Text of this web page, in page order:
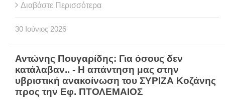
Διαβάστε Περισσότερα
30 Ιούνιος 2026
Αντώνης Πουγαρίδης: Για όσους δεν
κατάλαβαν.. - Η απάντηση μας στην
υβριστική ανακοίνωση του ΣΥΡΙΖΑ Κοζάνης
προς την Εφ. ΠΤΟΛΕΜΑΙΟΣ